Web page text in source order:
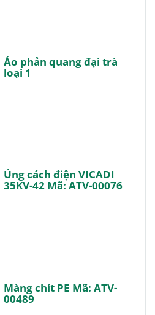
Áo phản quang đại trà
loại 1
Ủng cách điện VICADI
35KV-42 Mã: ATV-00076
Màng chít PE Mã: ATV-
00489